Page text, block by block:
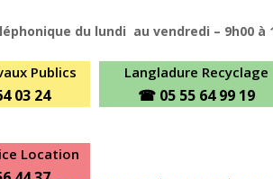
du lundi au vendredi – 9h00 à
Publics
03 24
Langladure Recyclage
☎ 05 55 64 99 19
Location